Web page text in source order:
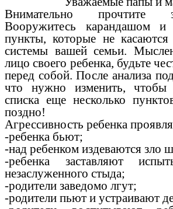
Внимательно прочтите
Вооружитесь карандашом и
пункты, которые не касаются
системы вашей семьи.
лицо своего ребенка, будьте
перед собой. После анализа
что нужно изменить, чтобы
списка еще несколько
поздно!
Агрессивность ребенка
-ребенка бьют;
-над ребенком издеваются зло
-ребенка заставляют
незаслуженного стыда;
-родители заведомо лгут;
-родители пьют и устраивают